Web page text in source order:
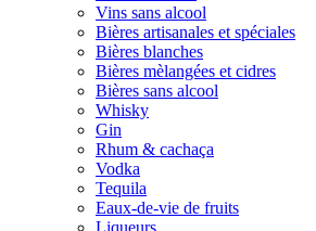
Vins sans alcool
Bières artisanales et spéciales
Bières blanches
Bières mèlangées et cidres
Bières sans alcool
Whisky
Gin
Rhum & cachaça
Vodka
Tequila
Eaux-de-vie de fruits
Liqueurs